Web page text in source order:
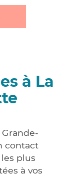
à La
contact
plus
à vos